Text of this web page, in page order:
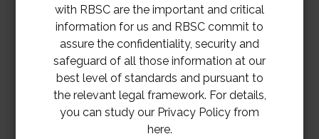
สมาคมฯ ต้องขออภัยเป็นอย่างยิ่งสำหรับความไม่สะดวกที่
เกิดขึ้น
with RBSC are the important and critical
information for us and RBSC commit to
assure the confidentiality, security and
safeguard of all those information at our
best level of standards and pursuant to
the relevant legal framework. For details,
you can study our Privacy Policy from
here.